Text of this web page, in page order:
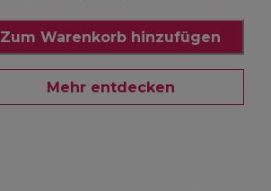
Zum Warenkorb hinzufügen
Mehr entdecken